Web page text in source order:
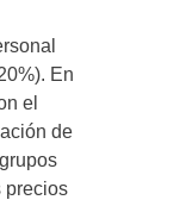
En
el
de
precios